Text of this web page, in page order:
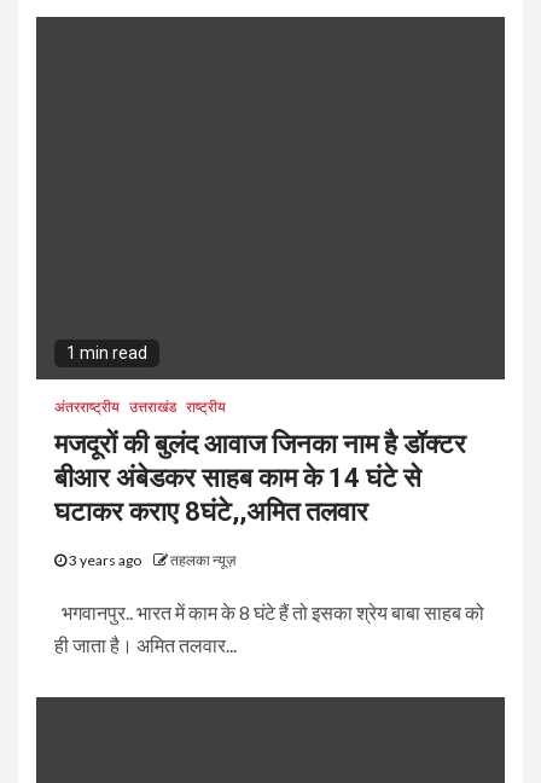
1 min read
अंतरराष्ट्रीय उत्तराखंड राष्ट्रीय
मजदूरों की बुलंद आवाज जिनका नाम है डॉक्टर
बीआर अंबेडकर साहब काम के 14 घंटे से
घटाकर कराए 8घंटे,,अमित तलवार
3 years ago तहलका न्यूज़
भगवानपुर.. भारत में काम के 8 घंटे हैं तो इसका श्रेय बाबा साहब को
ही जाता है। अमित तलवार...